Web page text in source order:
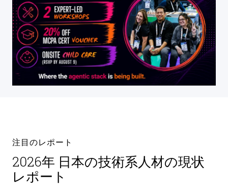
注目のレポート
2026年 日本の技術系人材の現状
レポート